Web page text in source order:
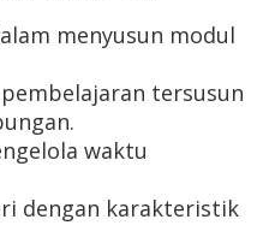
menyusun modul
tersusun
waktu
dengan karakteristik